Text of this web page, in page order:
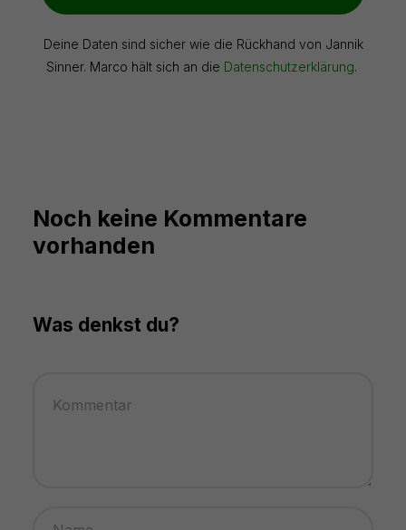
Deine Daten sind sicher wie die Rückhand von Jannik
Sinner. Marco hält sich an die Datenschutzerklärung.
Noch keine Kommentare
vorhanden
Was denkst du?